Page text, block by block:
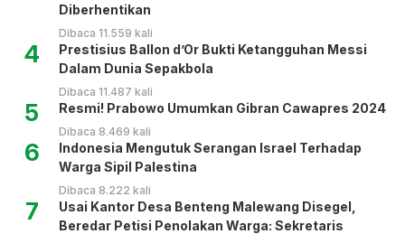
Diberhentikan
Dibaca 11.559 kali
4
Prestisius Ballon d’Or Bukti Ketangguhan Messi
Dalam Dunia Sepakbola
Dibaca 11.487 kali
5 Resmi! Prabowo Umumkan Gibran Cawapres 2024
Dibaca 8.469 kali
6
Indonesia Mengutuk Serangan Israel Terhadap
Warga Sipil Palestina
Dibaca 8.222 kali
7
Usai Kantor Desa Benteng Malewang Disegel,
Beredar Petisi Penolakan Warga: Sekretaris